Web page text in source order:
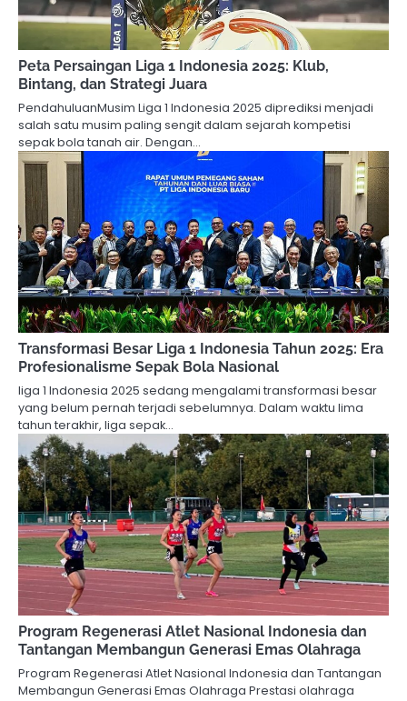
Peta Persaingan Liga 1 Indonesia 2025: Klub,
Bintang, dan Strategi Juara
PendahuluanMusim Liga 1 Indonesia 2025 diprediksi menjadi
salah satu musim paling sengit dalam sejarah kompetisi
sepak bola tanah air. Dengan…
Transformasi Besar Liga 1 Indonesia Tahun 2025: Era
Profesionalisme Sepak Bola Nasional
liga 1 Indonesia 2025 sedang mengalami transformasi besar
yang belum pernah terjadi sebelumnya. Dalam waktu lima
tahun terakhir, liga sepak…
Program Regenerasi Atlet Nasional Indonesia dan
Tantangan Membangun Generasi Emas Olahraga
Program Regenerasi Atlet Nasional Indonesia dan Tantangan
Membangun Generasi Emas Olahraga Prestasi olahraga